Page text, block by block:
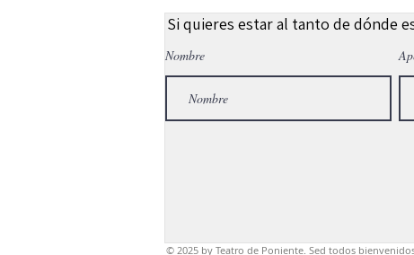
Si quieres estar al tanto de dónde
Nombre
© 2025 by Teatro de Poniente. Sed todos